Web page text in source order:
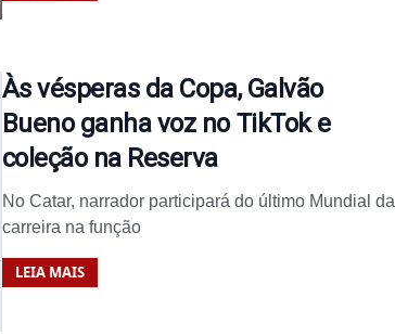
Às vésperas da Copa, Galvão
Bueno ganha voz no TikTok e
coleção na Reserva
No Catar, narrador participará do último Mundial da
carreira na função
LEIA MAIS